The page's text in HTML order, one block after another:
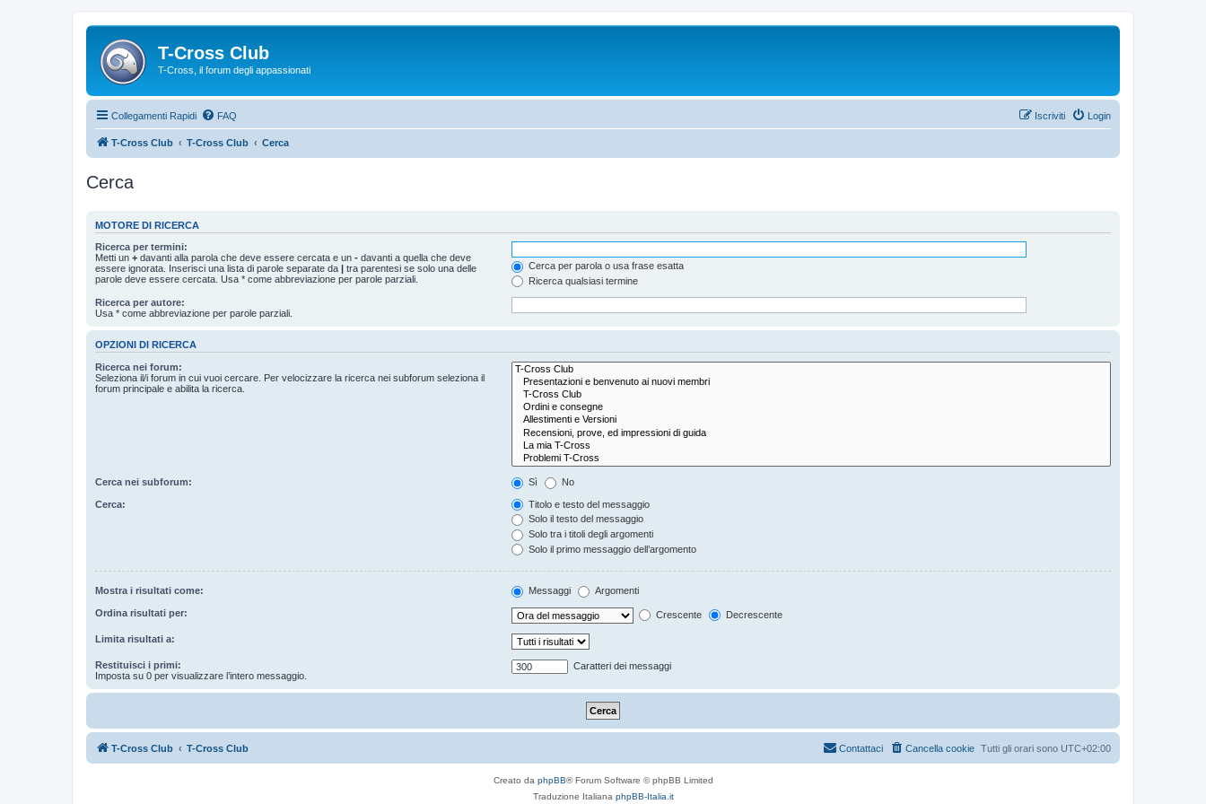
T-Cross Club
T-Cross, il forum degli appassionati
Collegamenti Rapidi FAQ Login
Iscriviti
T-Cross Club T-Cross Club Cerca
Cerca
MOTORE DI RICERCA
Ricerca per termini:
Metti un + davanti alla parola che deve essere cercata e un - davanti a quella che deve
essere ignorata. Inserisci una lista di parole separate da | tra parentesi se solo una delle
parole deve essere cercata. Usa * come abbreviazione per parole parziali.
Cerca per parola o usa frase esatta
Ricerca qualsiasi termine
Ricerca per autore:
Usa * come abbreviazione per parole parziali.
OPZIONI DI RICERCA
Ricerca nei forum:
Seleziona il/i forum in cui vuoi cercare. Per velocizzare la ricerca nei subforum seleziona il
forum principale e abilita la ricerca.
Cerca nei subforum: Sì No
Cerca:
Titolo e testo del messaggio
Solo il testo del messaggio
Solo tra i titoli degli argomenti
Solo il primo messaggio dell’argomento
Mostra i risultati come: Messaggi Argomenti
Ordina risultati per: Crescente Decrescente
Limita risultati a:
Restituisci i primi:
Imposta su 0 per visualizzare l’intero messaggio.
Caratteri dei messaggi
T-Cross Club T-Cross Club Tutti gli orari sono UTC+02:00
Cancella cookie
Contattaci
Creato da phpBB® Forum Software © phpBB Limited
Traduzione Italiana phpBB-Italia.it